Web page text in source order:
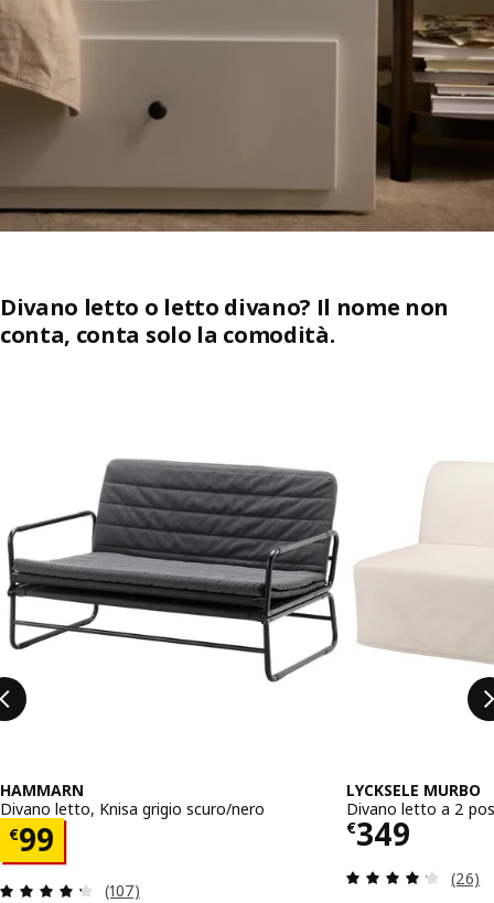
Divano letto o letto divano? Il nome non
conta, conta solo la comodità.
HAMMARN
Divano letto, Knisa grigio scuro/nero
€99
Prezzo € 99
Recensione: 4.3 fuori da 5 stelle. Totale
(107)
LYCKSELE MURBO
Divano letto a 2
€349
Prezzo €
(26)